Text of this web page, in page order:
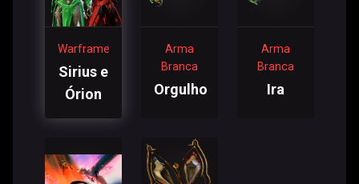
Warframe
Sirius e
Órion
Arma
Branca
Orgulho
Arma
Branca
Ira